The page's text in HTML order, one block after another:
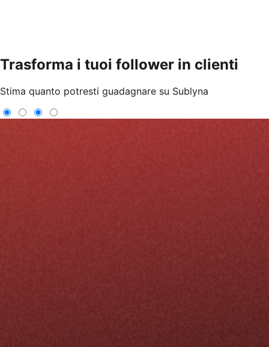
Trasforma i tuoi follower in clienti
Stima quanto potresti guadagnare su Sublyna